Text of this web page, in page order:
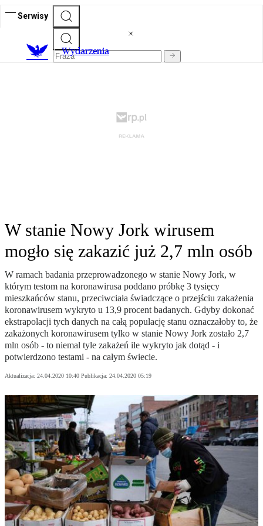
Serwisy
Wydarzenia
W stanie Nowy Jork wirusem
mogło się zakazić już 2,7 mln osób
W ramach badania przeprowadzonego w stanie Nowy Jork, w
którym testom na koronawirusa poddano próbkę 3 tysięcy
mieszkańców stanu, przeciwciała świadczące o przejściu zakażenia
koronawirusem wykryto u 13,9 procent badanych. Gdyby dokonać
ekstrapolacji tych danych na całą populację stanu oznaczałoby to, że
zakażonych koronawirusem tylko w stanie Nowy Jork zostało 2,7
mln osób - to niemal tyle zakażeń ile wykryto jak dotąd - i
potwierdzono testami - na całym świecie.
Aktualizacja: 24.04.2020 10:40 Publikacja: 24.04.2020 05:19